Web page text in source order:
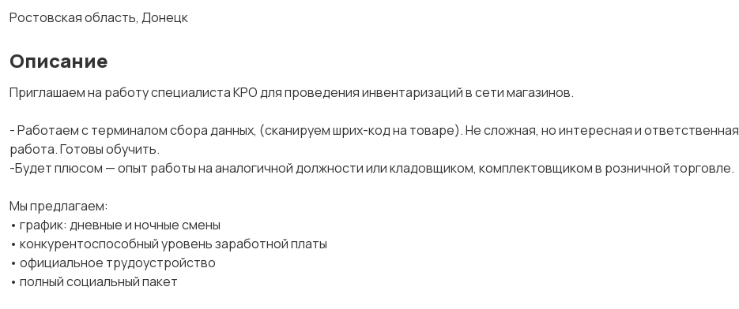
Ростовская область, Донецк
Описание
Приглашаем на работу специалиста КРО для проведения инвентаризаций в сети магазинов.
- Работаем с терминалом сбора данных, (сканируем шрих-код на товаре). Не сложная, но интересная и ответственная
работа. Готовы обучить.
-Будет плюсом — опыт работы на аналогичной должности или кладовщиком, комплектовщиком в розничной торговле.
Мы предлагаем:
• график: дневные и ночные смены
• конкурентоспособный уровень заработной платы
• официальное трудоустройство
• полный социальный пакет